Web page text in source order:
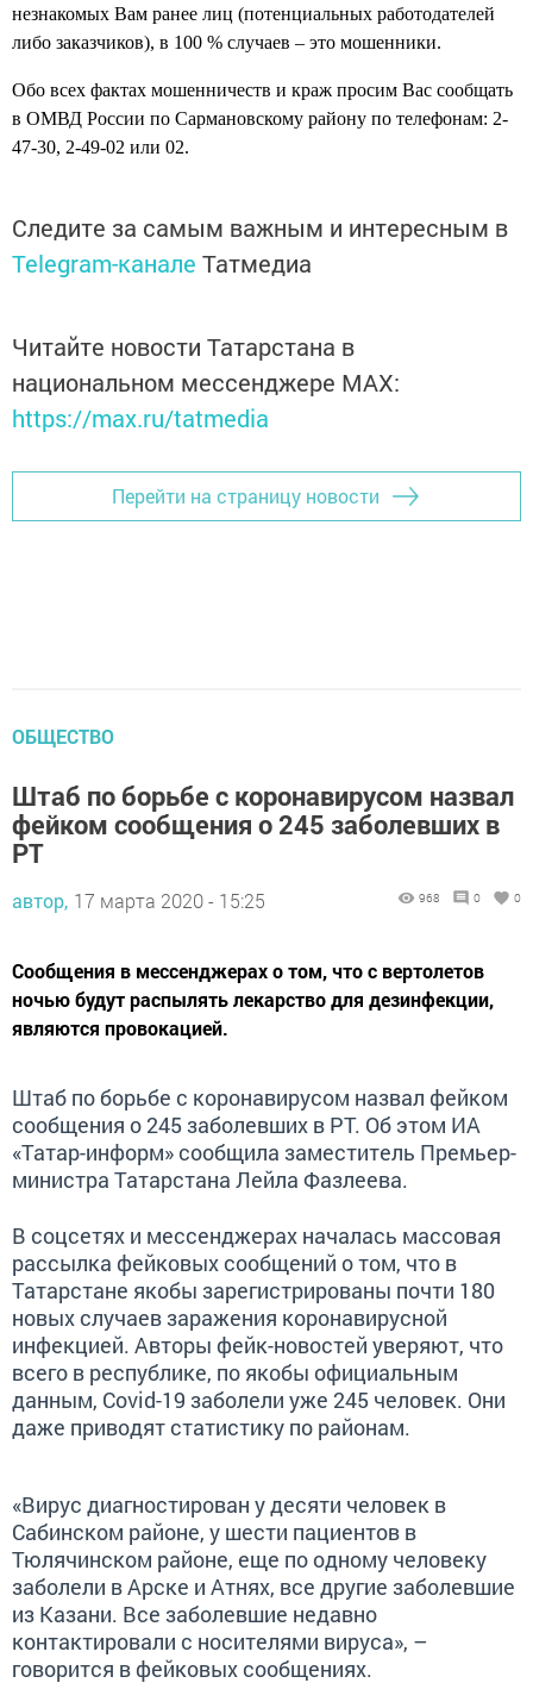
незнакомых Вам ранее лиц (потенциальных работодателей
либо заказчиков), в 100 % случаев – это мошенники.
Обо всех фактах мошенничеств и краж просим Вас сообщать
в ОМВД России по Сармановскому району по телефонам: 2-
47-30, 2-49-02 или 02.
Следите за самым важным и интересным в
Telegram-канале Татмедиа
Читайте новости Татарстана в
национальном мессенджере MАХ:
https://max.ru/tatmedia
Перейти на страницу новости
ОБЩЕСТВО
Штаб по борьбе с коронавирусом назвал
фейком сообщения о 245 заболевших в
РТ
автор, 17 марта 2020 - 15:25 968 0 0
Сообщения в мессенджерах о том, что с вертолетов
ночью будут распылять лекарство для дезинфекции,
являются провокацией.
Штаб по борьбе с коронавирусом назвал фейком
сообщения о 245 заболевших в РТ. Об этом ИА
«Татар-информ» сообщила заместитель Премьер-
министра Татарстана Лейла Фазлеева.
В соцсетях и мессенджерах началась массовая
рассылка фейковых сообщений о том, что в
Татарстане якобы зарегистрированы почти 180
новых случаев заражения коронавирусной
инфекцией. Авторы фейк-новостей уверяют, что
всего в республике, по якобы официальным
данным, Covid-19 заболели уже 245 человек. Они
даже приводят статистику по районам.
«Вирус диагностирован у десяти человек в
Сабинском районе, у шести пациентов в
Тюлячинском районе, еще по одному человеку
заболели в Арске и Атнях, все другие заболевшие
из Казани. Все заболевшие недавно
контактировали с носителями вируса», –
говорится в фейковых сообщениях.